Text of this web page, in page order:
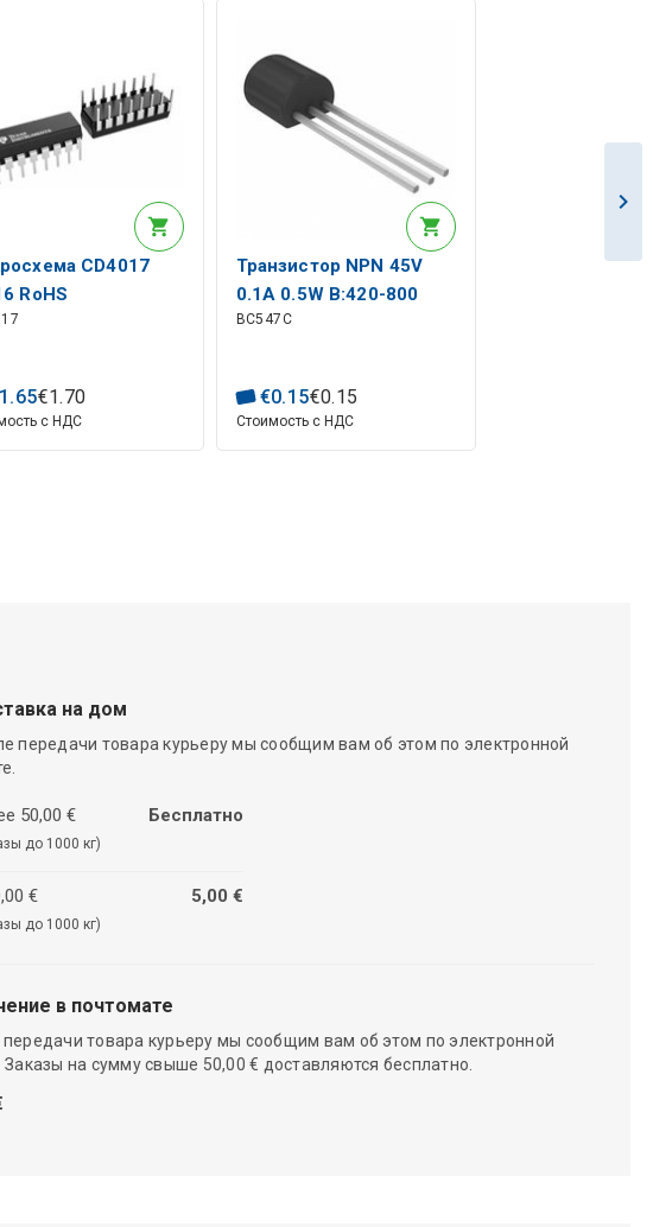
CD4017
RoHS
.65€1.70
с НДС
Транзистор NPN 45V
0.1A 0.5W B:420-800
TO92
BC547C
€0.15€0.15
Стоимость с НДС
на дом
передачи товара курьеру мы сообщим вам об этом по электронной
50,00 €
до 1000 кг)
Бесплатно
€
до 1000 кг)
5,00 €
в почтомате
передачи товара курьеру мы сообщим вам об этом по электронной
Заказы на сумму свыше 50,00 € доставляются бесплатно.